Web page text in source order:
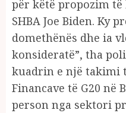
për këtë propozim
SHBA Joe Biden. Ky
domethënës dhe ia
konsideratë”, tha
kuadrin e një takimi
Financave të G20 në
person nga sektori